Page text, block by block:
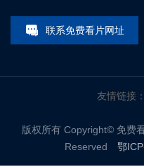
联系免费看片网址
友情链接：
版权所有 Copyright© 免费
Reserved
鄂